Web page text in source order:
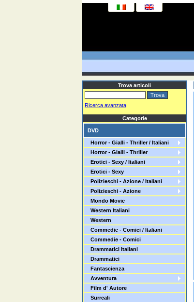
Trova articoli
Ricerca avanzata
Categorie
DVD
Horror - Gialli - Thriller / Italiani
Horror - Gialli - Thriller
Erotici - Sexy / Italiani
Erotici - Sexy
Polizieschi - Azione / Italiani
Polizieschi - Azione
Mondo Movie
Western Italiani
Western
Commedie - Comici / Italiani
Commedie - Comici
Drammatici Italiani
Drammatici
Fantascienza
Avventura
Film d' Autore
Surreali